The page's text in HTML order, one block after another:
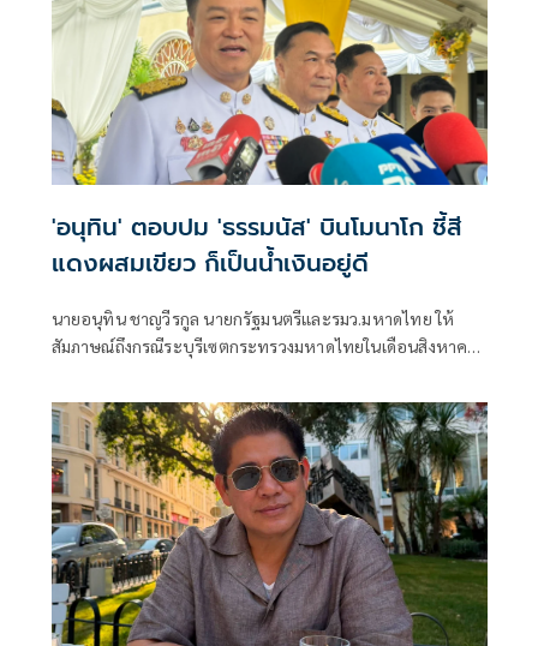
'อนุทิน' ตอบปม 'ธรรมนัส' บินโมนาโก ชี้สี
แดงผสมเขียว ก็เป็นน้ำเงินอยู่ดี
นายอนุทิน ชาญวีรกูล นายกรัฐมนตรีและรมว.มหาดไทย ให้
สัมภาษณ์ถึงกรณีระบุรีเซตกระทรวงมหาดไทยในเดือนสิงหาคม